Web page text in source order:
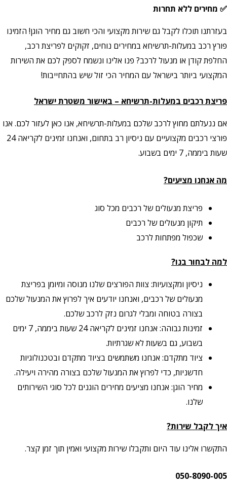
✅ מחירים ללא תחרות
בעזרתנו תוכלו לקבל גם שירות מקצועי והכי חשוב גם מחיר הוגן! הזמינו
פורץ רכב במעלות-תרשיחא במחירים נוחים, זקוקים לפריצת רכב,
החלפת קודן או מנעול לרכב? פנו אלינו ונשמח לספק לכם את השירות
המקצועי ביותר בישראל עם המחיר הכי זול שיש בהתחייבות!
פריצת רכבים במעלות-תרשיחא – באישור משטרת ישראל
אם ננעלתם מחוץ לרכב שלכם במעלות-תרשיחא, אנו כאן לעזור לכם. אנו
פורצי רכבים מקצועיים עם ניסיון רב בתחום, ואנחנו זמינים לקריאה 24
שעות ביממה, 7 ימים בשבוע.
מה אנחנו מציעים?
פריצת מנעולים של רכבים מכל סוג
תיקון מנעולים של רכבים
שכפול מפתחות לרכב
למה לבחור בנו?
ניסיון ומקצועיות: צוות הפורצים שלנו מנוסה ומיומן בפריצת
מנעולים של רכבים, ואנחנו יודעים איך לפרוץ את המנעול שלכם
בצורה בטוחה ומבלי לגרום נזק לרכב שלכם.
זמינות גבוהה: אנחנו זמינים לקריאה 24 שעות ביממה, 7 ימים
בשבוע, גם בשעות לא שגרתיות.
ציוד מתקדם: אנחנו משתמשים בציוד מתקדם ובטכנולוגיות
חדשניות, כדי לפרוץ את המנעול שלכם בצורה מהירה ויעילה.
מחיר הוגן: אנחנו מציעים מחירים הוגנים לכל סוגי השירותים
שלנו.
איך לקבל שירות?
התקשרו אלינו עוד היום ותקבלו שירות מקצועי ואמין תוך זמן קצר.
050-8090-005